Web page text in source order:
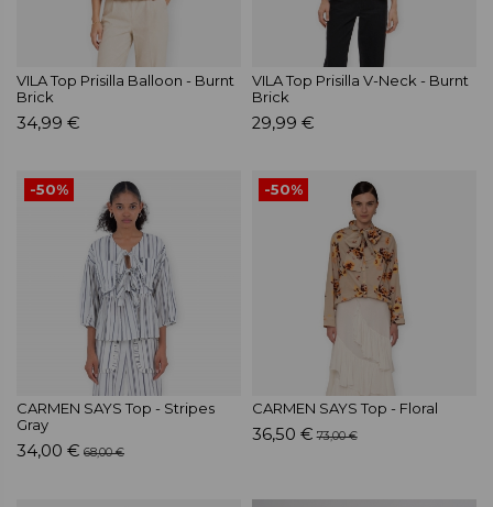
VILA Top Prisilla Balloon - Burnt
Brick
34,99 €
VILA Top Prisilla V-Neck - Burnt
Brick
29,99 €
-50%
CARMEN SAYS Top - Stripes
Gray
34,00 € 68,00 €
-50%
CARMEN SAYS Top - Floral
36,50 € 73,00 €